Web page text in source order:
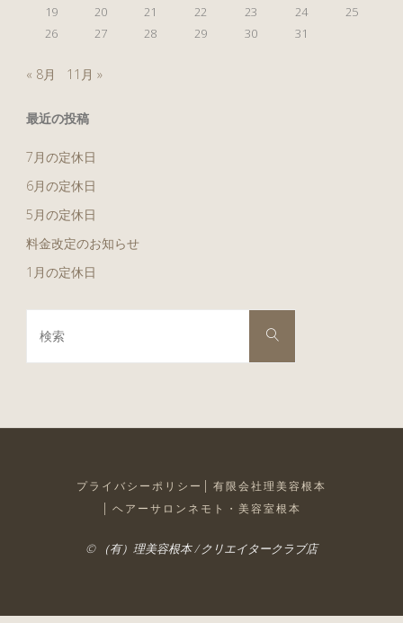
19
20 21 22 23 24
25
26
27 28 29 30 31
« 8月 11月 »
最近の投稿
7月の定休日
6月の定休日
5月の定休日
料金改定のお知らせ
1月の定休日
対
検
プライバシーポリシー
有限会社理美容根本
ヘアーサロンネモト・美容室根本
© （有）理美容根本 / クリエイタークラブ店